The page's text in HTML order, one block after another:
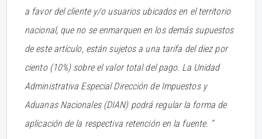
a favor del cliente y/o usuarios ubicados en el territorio
nacional, que no se enmarquen en los demás supuestos
de este artículo, están sujetos a una tarifa del diez por
ciento (10%) sobre el valor total del pago. La Unidad
Administrativa Especial Dirección de Impuestos y
Aduanas Nacionales (DIAN) podrá regular la forma de
aplicación de la respectiva retención en la fuente. ”